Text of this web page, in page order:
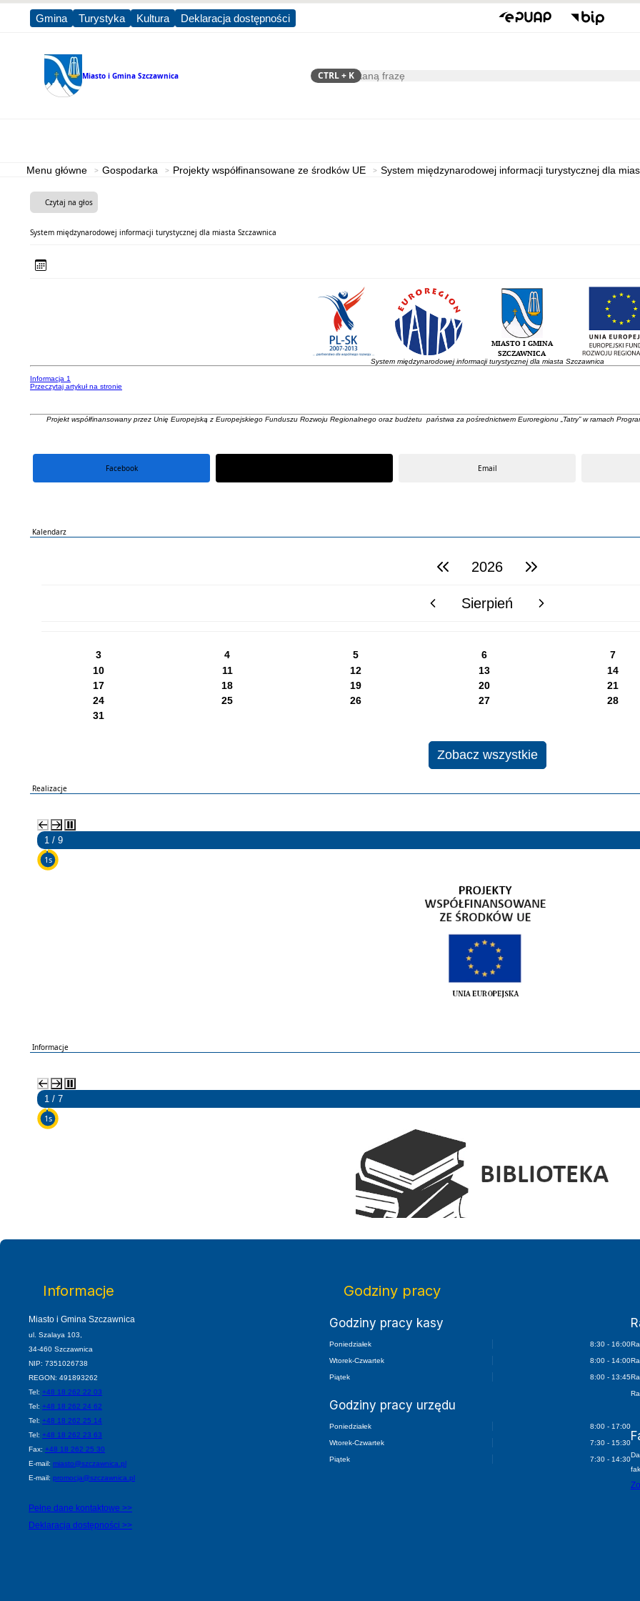
Gmina Turystyka Kultura Deklaracja dostępności
Miasto i Gmina Szczawnica Szukaj
CTRL+ K
Menu główne Gospodarka Projekty współfinansowane ze środków UE System międzynarodowej informacji turystycznej dla
Czytaj na głos
System międzynarodowej informacji turystycznej dla miasta Szczawnica
System międzynarodowej informacji turystycznej dla miasta Szczawnica
Informacja 1
Przeczytaj artykuł na stronie
Projekt współfinansowany przez Unię Europejską z Europejskiego Funduszu Rozwoju Regionalnego oraz budżetu państwa za pośrednictwem Euroregionu „Tatry” w ramach
Facebook Email
Kalendarz
poprzedni rok2026 następny rok
poprzedni miesiącSierpień następny miesiąc
3
4 5 6 7
10
11 12 13 14
17
18 19 20 21
24
25 26 27 28
31
Zobacz wszystkie
Realizacje
2 / 9
5s
Gospodarka niskoemisyjna
Informacje
2 / 7
5s
Elektroniczny Dziennik Urzędowy
Informacje
Miasto i Gmina Szczawnica
ul. Szalaya 103,
34-460 Szczawnica
NIP: 7351026738
REGON: 491893262
Tel: +48 18 262 22 03
Tel: +48 18 262 24 62
Tel: +48 18 262 25 14
Tel: +48 18 262 23 63
Fax: +48 18 262 25 30
E-mail: miasto@szczawnica.pl
E-mail: promocja@szczawnica.pl
Pełne dane kontaktowe >>
Deklaracja dostępności >>
Godziny pracy
Godziny pracy kasy
Poniedziałek 8:30 - 16:00
Wtorek-Czwartek 8:00 - 14:00
Piątek 8:00 - 13:45
Godziny pracy urzędu
Poniedziałek 8:00 - 17:00
Wtorek-Czwartek 7:30 - 15:30
Piątek 7:30 - 14:30